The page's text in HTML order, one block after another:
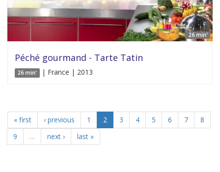
26 min'
Péché gourmand - Tarte Tatin
26 min' | France | 2013
« first ‹ previous 1 2 3 4 5 6 7
8
9
… next › last »